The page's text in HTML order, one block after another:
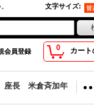
文字サイズ:
0 カー
会員登録
座長 米倉斉加年